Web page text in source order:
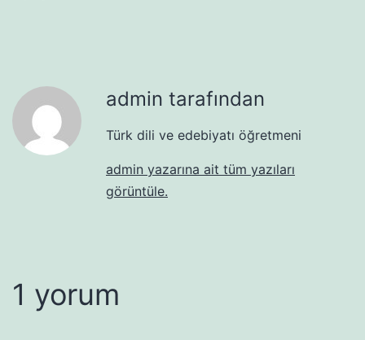
admin tarafından
Türk dili ve edebiyatı öğretmeni
admin yazarına ait tüm yazıları
görüntüle.
1 yorum